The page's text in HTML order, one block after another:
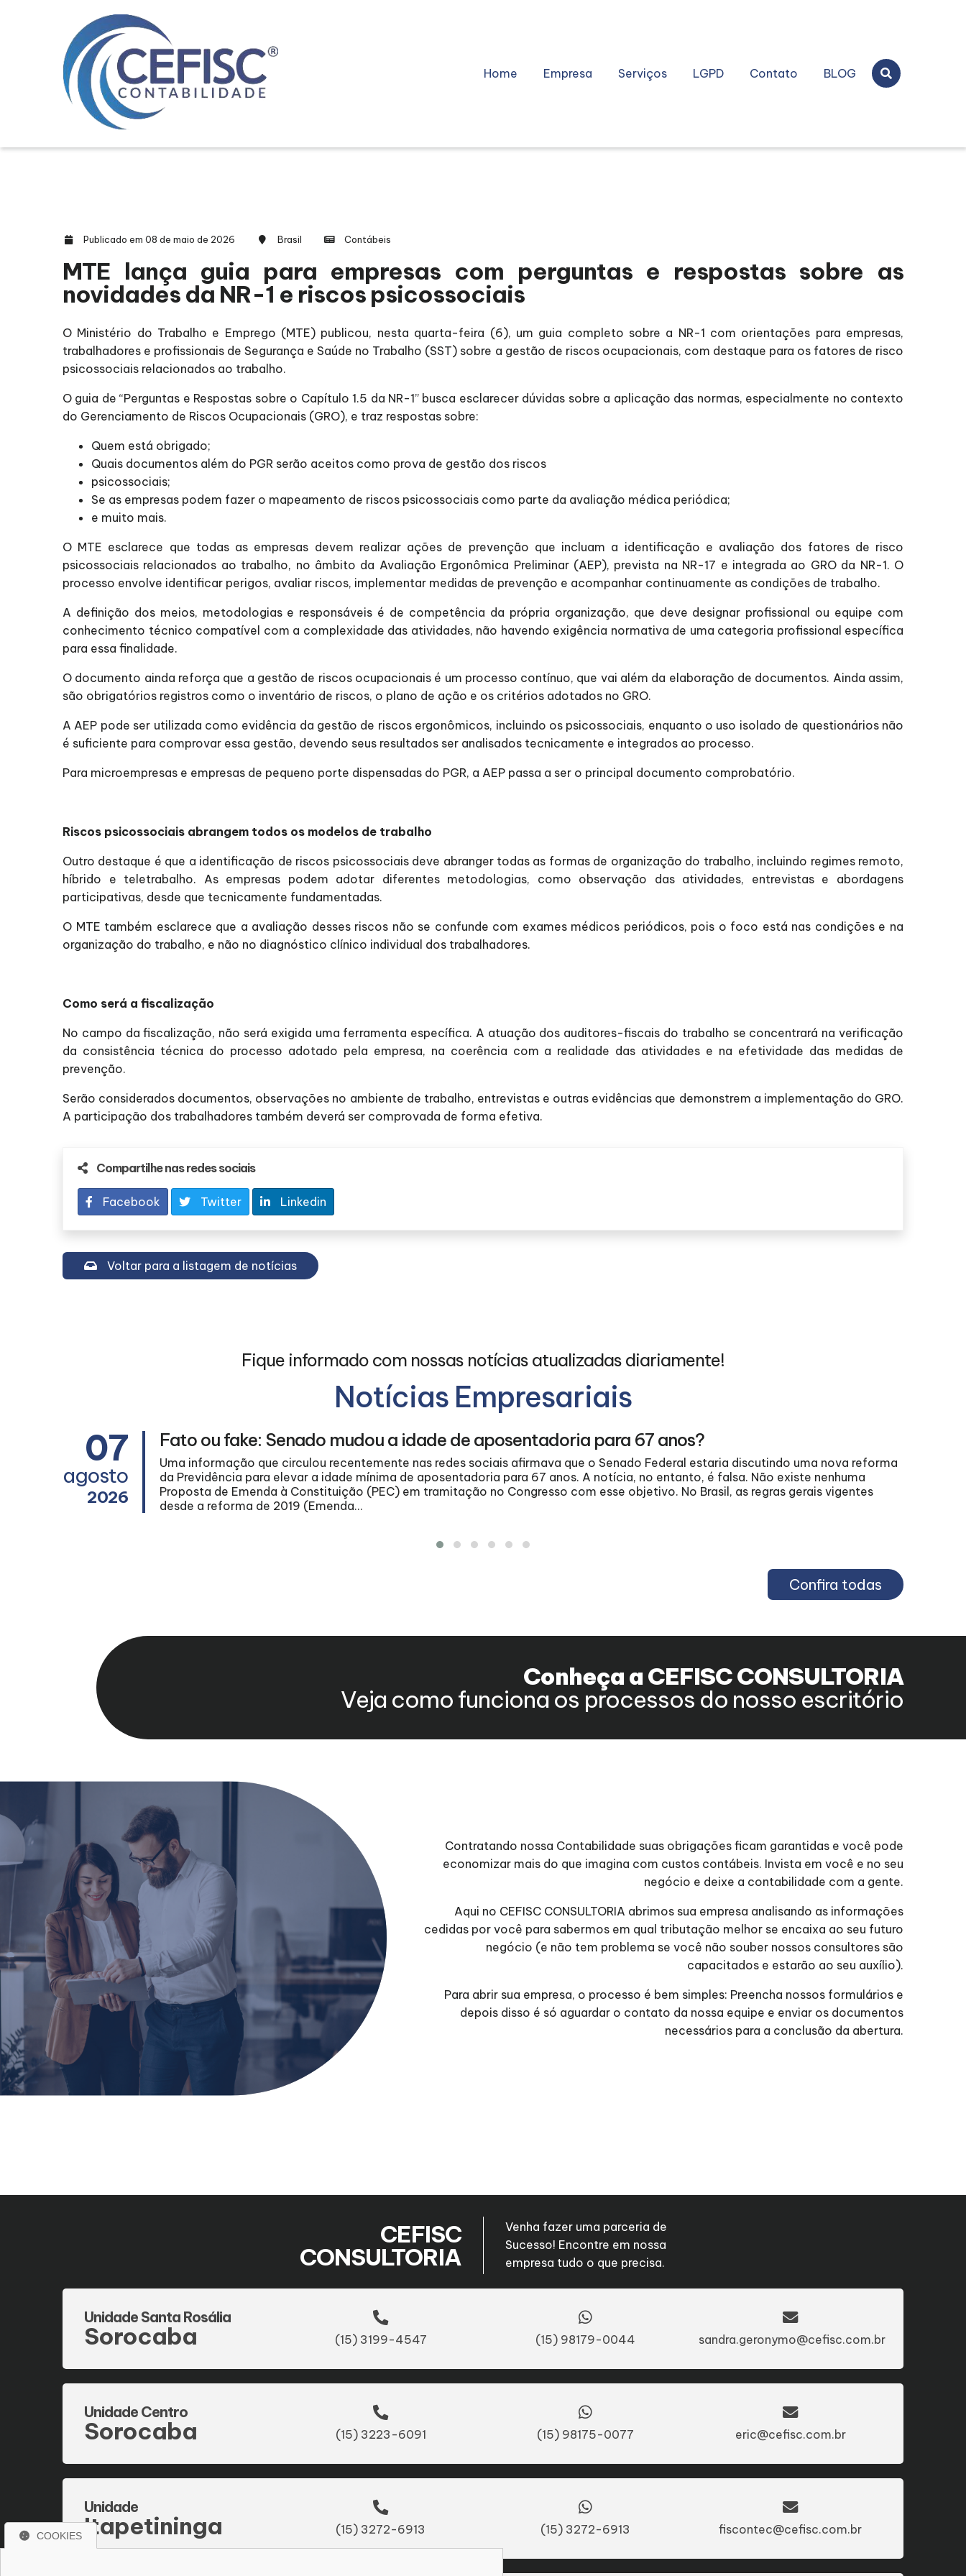
Home Empresa Serviços LGPD Contato BLOG
Publicado em 08 de maio de 2026 Brasil Contábeis
MTE lança guia para empresas com perguntas e respostas sobre as
novidades da NR-1 e riscos psicossociais
O Ministério do Trabalho e Emprego (MTE) publicou, nesta quarta-feira (6), um guia completo sobre a NR-1 com orientações para empresas,
trabalhadores e profissionais de Segurança e Saúde no Trabalho (SST) sobre a gestão de riscos ocupacionais, com destaque para os fatores de risco
psicossociais relacionados ao trabalho.
O guia de “Perguntas e Respostas sobre o Capítulo 1.5 da NR-1” busca esclarecer dúvidas sobre a aplicação das normas, especialmente no contexto
do Gerenciamento de Riscos Ocupacionais (GRO), e traz respostas sobre:
Quem está obrigado;
Quais documentos além do PGR serão aceitos como prova de gestão dos riscos
psicossociais;
Se as empresas podem fazer o mapeamento de riscos psicossociais como parte da avaliação médica periódica;
e muito mais.
O MTE esclarece que todas as empresas devem realizar ações de prevenção que incluam a identificação e avaliação dos fatores de risco
psicossociais relacionados ao trabalho, no âmbito da Avaliação Ergonômica Preliminar (AEP), prevista na NR-17 e integrada ao GRO da NR-1. O
processo envolve identificar perigos, avaliar riscos, implementar medidas de prevenção e acompanhar continuamente as condições de trabalho.
A definição dos meios, metodologias e responsáveis é de competência da própria organização, que deve designar profissional ou equipe com
conhecimento técnico compatível com a complexidade das atividades, não havendo exigência normativa de uma categoria profissional específica
para essa finalidade.
O documento ainda reforça que a gestão de riscos ocupacionais é um processo contínuo, que vai além da elaboração de documentos. Ainda assim,
são obrigatórios registros como o inventário de riscos, o plano de ação e os critérios adotados no GRO.
A AEP pode ser utilizada como evidência da gestão de riscos ergonômicos, incluindo os psicossociais, enquanto o uso isolado de questionários não
é suficiente para comprovar essa gestão, devendo seus resultados ser analisados tecnicamente e integrados ao processo.
Para microempresas e empresas de pequeno porte dispensadas do PGR, a AEP passa a ser o principal documento comprobatório.
Riscos psicossociais abrangem todos os modelos de trabalho
Outro destaque é que a identificação de riscos psicossociais deve abranger todas as formas de organização do trabalho, incluindo regimes remoto,
híbrido e teletrabalho. As empresas podem adotar diferentes metodologias, como observação das atividades, entrevistas e abordagens
participativas, desde que tecnicamente fundamentadas.
O MTE também esclarece que a avaliação desses riscos não se confunde com exames médicos periódicos, pois o foco está nas condições e na
organização do trabalho, e não no diagnóstico clínico individual dos trabalhadores.
Como será a fiscalização
No campo da fiscalização, não será exigida uma ferramenta específica. A atuação dos auditores-fiscais do trabalho se concentrará na verificação
da consistência técnica do processo adotado pela empresa, na coerência com a realidade das atividades e na efetividade das medidas de
prevenção.
Serão considerados documentos, observações no ambiente de trabalho, entrevistas e outras evidências que demonstrem a implementação do GRO.
A participação dos trabalhadores também deverá ser comprovada de forma efetiva.
Compartilhe nas redes sociais
Facebook Twitter Linkedin
Voltar para a listagem de notícias
Fique informado com nossas notícias atualizadas diariamente!
Notícias Empresariais
07
agosto
2026
Fato ou fake: Senado mudou a idade de aposentadoria para 67 anos?
Uma informação que circulou recentemente nas redes sociais afirmava que o Senado Federal estaria discutindo uma nova reforma
da Previdência para elevar a idade mínima de aposentadoria para 67 anos. A notícia, no entanto, é falsa. Não existe nenhuma
Proposta de Emenda à Constituição (PEC) em tramitação no Congresso com esse objetivo. No Brasil, as regras gerais vigentes
desde a reforma de 2019 (Emenda...
Confira todas
Conheça a CEFISC CONSULTORIA
Veja como funciona os processos do nosso escritório
Contratando nossa Contabilidade suas obrigações ficam garantidas e você pode
economizar mais do que imagina com custos contábeis. Invista em você e no seu
negócio e deixe a contabilidade com a gente.
Aqui no CEFISC CONSULTORIA abrimos sua empresa analisando as informações
cedidas por você para sabermos em qual tributação melhor se encaixa ao seu futuro
negócio (e não tem problema se você não souber nossos consultores são
capacitados e estarão ao seu auxílio).
Para abrir sua empresa, o processo é bem simples: Preencha nossos formulários e
depois disso é só aguardar o contato da nossa equipe e enviar os documentos
necessários para a conclusão da abertura.
CEFISC
CONSULTORIA
Venha fazer uma parceria de
Sucesso! Encontre em nossa
empresa tudo o que precisa.
Unidade Santa Rosália
Sorocaba (15) 3199-4547 (15) 98179-0044 sandra.geronymo@cefisc.com.br
Unidade Centro
Sorocaba (15) 3223-6091 (15) 98175-0077 eric@cefisc.com.br
Unidade
Itapetininga (15) 3272-6913 (15) 3272-6913 fiscontec@cefisc.com.br
COOKIES